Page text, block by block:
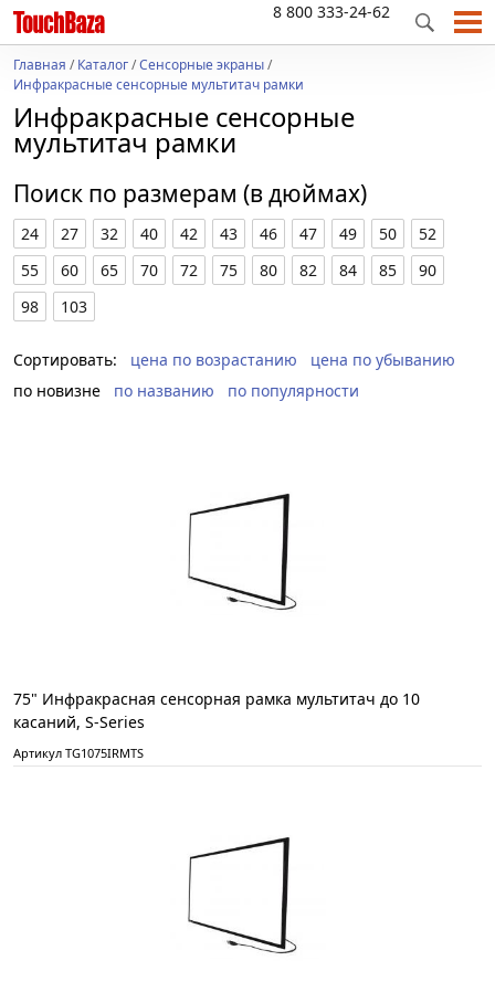
8 800 333-24-62
Главная /Каталог/Сенсорные экраны/
Инфракрасные сенсорные мультитач рамки
Инфракрасные сенсорные
мультитач рамки
Поиск по размерам (в дюймах)
24 27 32 40 42 43 46 47 49 50
52
55
60 65 70 72 75 80 82 84 85
90
98
103
Сортировать: цена по возрастанию
цена по убыванию
по новизне
по названию по популярности
75" Инфракрасная сенсорная рамка мультитач до 10
касаний, S-Series
Артикул TG1075IRMTS